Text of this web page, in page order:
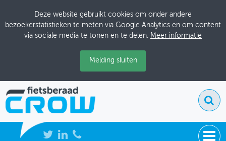
Deze website gebruikt cookies om onder andere
bezoekerstatistieken te meten via Google Analytics en om content
via sociale media te tonen en te delen. Meer informatie
Melding sluiten